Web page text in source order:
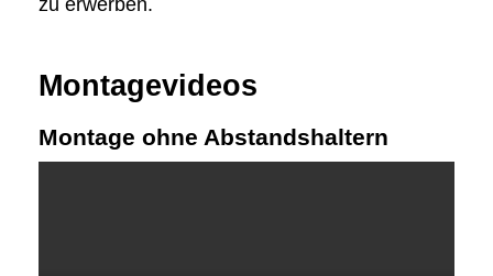
zu erwerben.
Montagevideos
Montage ohne Abstandshaltern